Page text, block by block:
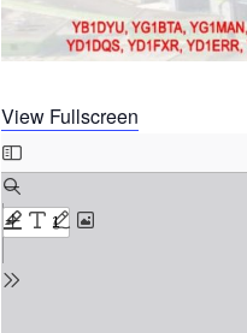
View Fullscreen